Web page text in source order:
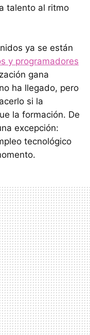
talento al ritmo
ya se están
y programadores
gana
ha llegado, pero
si la
la formación. De
excepción:
tecnológico